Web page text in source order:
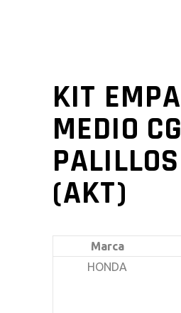
KIT
MEDIO
(AKT)
Marca
HONDA